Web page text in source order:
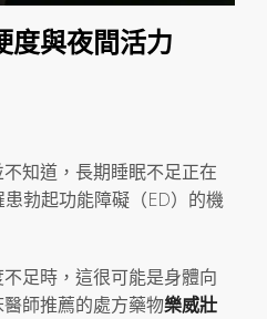
度與夜間活力
知道，長期睡眠不足正在
勃起功能障礙（ED）的機
足時，這很可能是身體向
師推薦的處方藥物樂威壯